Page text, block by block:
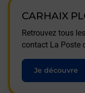
CARHAIX
Retrouvez tous
contact La Poste
Je découvre